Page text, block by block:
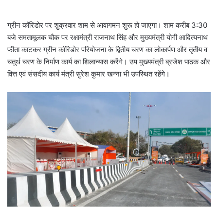
ग्रीन कॉरिडोर पर शुक्रवार शाम से आवागमन शुरू हो जाएगा। शाम करीब 3:30
बजे समतामूलक चौक पर रक्षामंत्री राजनाथ सिंह और मुख्यमंत्री योगी आदित्यनाथ
फीता काटकर ग्रीन कॉरिडोर परियोजना के द्वितीय चरण का लोकार्पण और तृतीय व
चतुर्थ चरण के निर्माण कार्य का शिलान्यास करेंगे। उप मुख्यमंत्री ब्रजेश पाठक और
वित्त एवं संसदीय कार्य मंत्री सुरेश कुमार खन्ना भी उपस्थित रहेंगे।